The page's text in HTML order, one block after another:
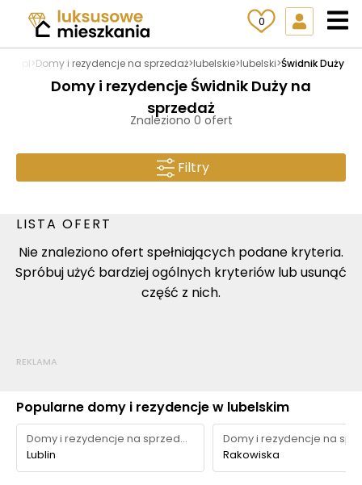
0
>Domy i rezydencje na sprzedaż>lubelskie>lubelski>Świdnik Duży
Domy i rezydencje Świdnik Duży na
sprzedaż
Znaleziono 0 ofert
Filtry
Nie znaleziono ofert spełniających podane kryteria.
Spróbuj użyć bardziej ogólnych kryteriów lub usunąć
część z nich.
LISTA OFERT
REKLAMA
Popularne domy i rezydencje w lubelskim
Domy i rezydencje na sprzedaż
Lublin
Rakowiska